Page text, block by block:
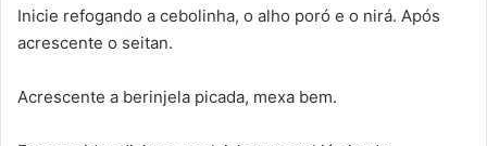
Inicie refogando a cebolinha, o alho poró e o nirá. Após
acrescente o seitan.
Acrescente a berinjela picada, mexa bem.